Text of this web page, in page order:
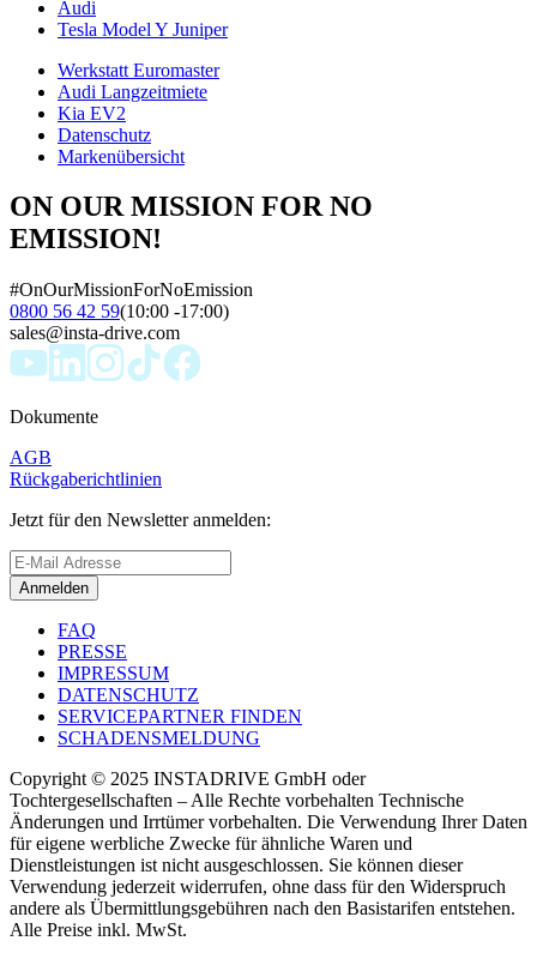
Audi
Tesla Model Y Juniper
Werkstatt Euromaster
Audi Langzeitmiete
Kia EV2
Datenschutz
Markenübersicht
ON OUR MISSION FOR NO
EMISSION!
#OnOurMissionForNoEmission
0800 56 42 59(10:00 -17:00)
sales@insta-drive.com
Dokumente
AGB
Rückgaberichtlinien
Jetzt für den Newsletter anmelden:
Anmelden
FAQ
PRESSE
IMPRESSUM
DATENSCHUTZ
SERVICEPARTNER FINDEN
SCHADENSMELDUNG
Copyright © 2025 INSTADRIVE GmbH oder
Tochtergesellschaften – Alle Rechte vorbehalten Technische
Änderungen und Irrtümer vorbehalten. Die Verwendung Ihrer Daten
für eigene werbliche Zwecke für ähnliche Waren und
Dienstleistungen ist nicht ausgeschlossen. Sie können dieser
Verwendung jederzeit widerrufen, ohne dass für den Widerspruch
andere als Übermittlungsgebühren nach den Basistarifen entstehen.
Alle Preise inkl. MwSt.